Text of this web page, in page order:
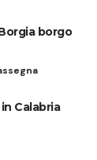
borgo
Calabria